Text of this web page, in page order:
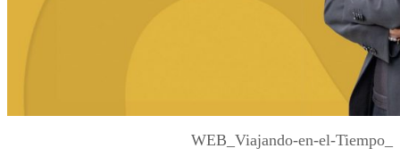
WEB_Viajando-en-el-Tiempo_